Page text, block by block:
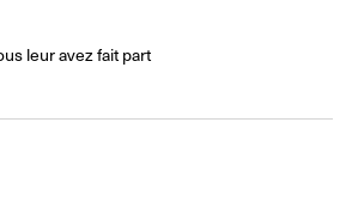
leur avez fait part